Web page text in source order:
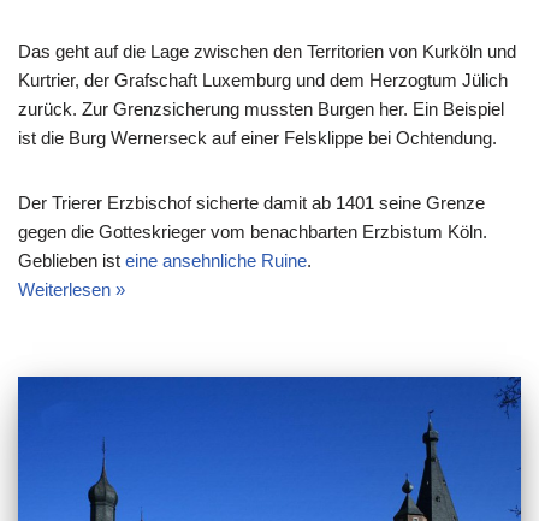
Das geht auf die Lage zwischen den Territorien von Kurköln und
Kurtrier, der Grafschaft Luxemburg und dem Herzogtum Jülich
zurück. Zur Grenzsicherung mussten Burgen her. Ein Beispiel
ist die Burg Wernerseck auf einer Felsklippe bei Ochtendung.
Der Trierer Erzbischof sicherte damit ab 1401 seine Grenze
gegen die Gotteskrieger vom benachbarten Erzbistum Köln.
Geblieben ist eine ansehnliche Ruine.
Weiterlesen »